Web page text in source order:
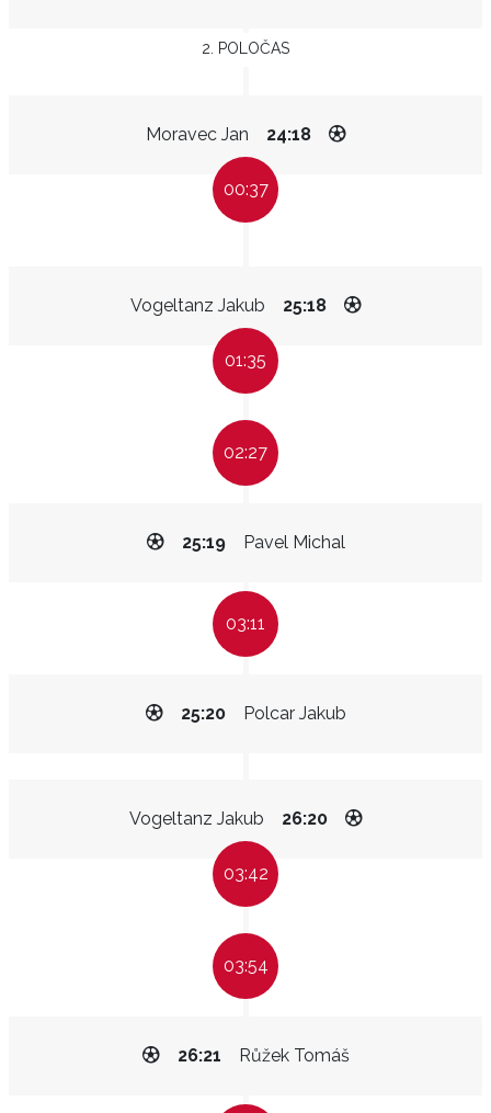
2. POLOČAS
Moravec Jan 24:18
00:37
Vogeltanz Jakub 25:18
01:35
02:27
Pavel Michal
25:19
03:11
Polcar Jakub
25:20
Vogeltanz Jakub 26:20
03:42
03:54
Růžek Tomáš
26:21